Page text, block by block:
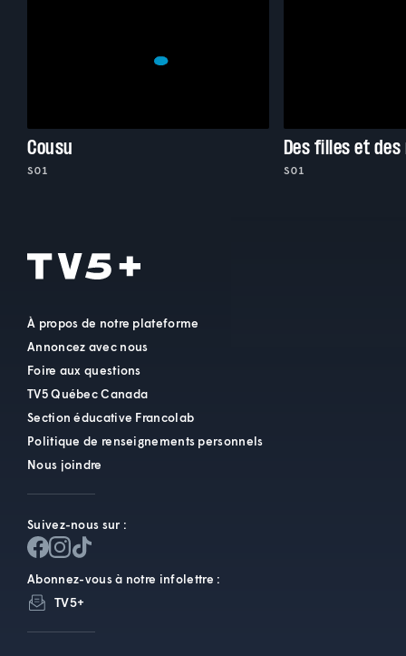
Cousu
S01
Des filles et
S01
À propos de notre plateforme
Annoncez avec nous
Foire aux questions
TV5 Québec Canada
Section éducative Francolab
Politique de renseignements personnels
Nous joindre
Suivez-nous sur :
Abonnez-vous à notre infolettre :
TV5+